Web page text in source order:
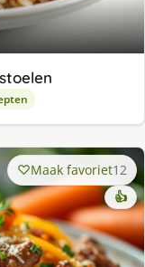
Maak favoriet12
👍